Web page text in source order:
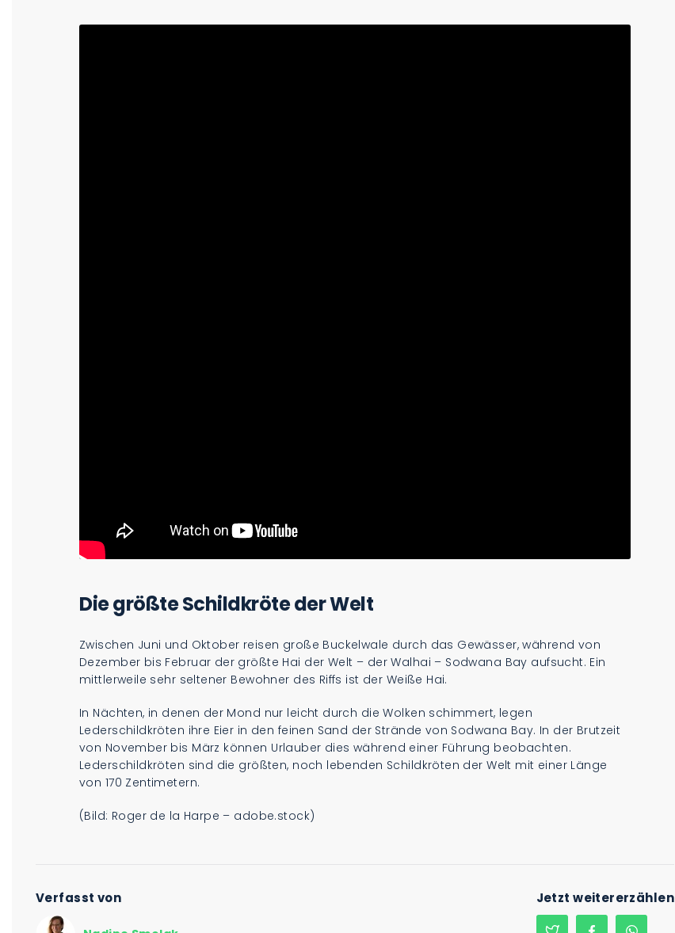
Die größte Schildkröte der Welt
Zwischen Juni und Oktober reisen große Buckelwale durch das Gewässer, während von
Dezember bis Februar der größte Hai der Welt – der Walhai – Sodwana Bay aufsucht. Ein
mittlerweile sehr seltener Bewohner des Riffs ist der Weiße Hai.
In Nächten, in denen der Mond nur leicht durch die Wolken schimmert, legen
Lederschildkröten ihre Eier in den feinen Sand der Strände von Sodwana Bay. In der Brutzeit
von November bis März können Urlauber dies während einer Führung beobachten.
Lederschildkröten sind die größten, noch lebenden Schildkröten der Welt mit einer Länge
von 170 Zentimetern.
(Bild: Roger de la Harpe – adobe.stock)
Verfasst von Jetzt weitererzählen